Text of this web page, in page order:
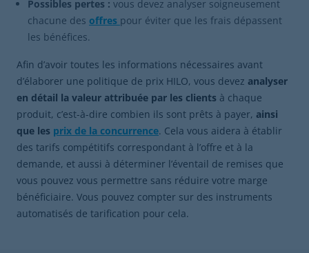
Possibles pertes : vous devez analyser soigneusement
chacune des offres pour éviter que les frais dépassent
les bénéfices.
Afin d’avoir toutes les informations nécessaires avant
d’élaborer une politique de prix HILO, vous devez analyser
en détail la valeur attribuée par les clients à chaque
produit, c’est-à-dire combien ils sont prêts à payer, ainsi
que les prix de la concurrence. Cela vous aidera à établir
des tarifs compétitifs correspondant à l’offre et à la
demande, et aussi à déterminer l’éventail de remises que
vous pouvez vous permettre sans réduire votre marge
bénéficiaire. Vous pouvez compter sur des instruments
automatisés de tarification pour cela.